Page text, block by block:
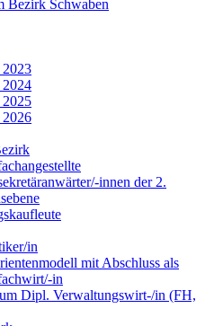
Bezirk Schwaben
innen der 2.
in
mit Abschluss als
in
Dipl. Verwaltungswirt-/in (FH,